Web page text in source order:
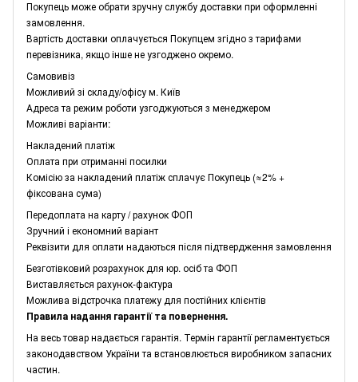
Покупець може обрати зручну службу доставки при оформленні
замовлення.
Вартість доставки оплачується Покупцем згідно з тарифами
перевізника, якщо інше не узгоджено окремо.
Самовивіз
Можливий зі складу/офісу м. Київ
Адреса та режим роботи узгоджуються з менеджером
Можливі варіанти:
Накладений платіж
Оплата при отриманні посилки
Комісію за накладений платіж сплачує Покупець (≈2% +
фіксована сума)
Передоплата на карту / рахунок ФОП
Зручний і економний варіант
Реквізити для оплати надаються після підтвердження замовлення
Безготівковий розрахунок для юр. осіб та ФОП
Виставляється рахунок-фактура
Можлива відстрочка платежу для постійних клієнтів
Правила надання гарантії та повернення.
На весь товар надається гарантія. Термін гарантії регламентується
законодавством України та встановлюється виробником запасних
частин.